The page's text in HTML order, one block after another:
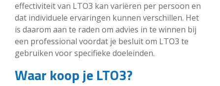
effectiviteit van LTO3 kan variëren per persoon en
dat individuele ervaringen kunnen verschillen. Het
is daarom aan te raden om advies in te winnen bij
een professional voordat je besluit om LTO3 te
gebruiken voor specifieke doeleinden.
Waar koop je LTO3?